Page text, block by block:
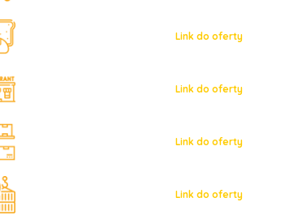
Link do oferty
Link do oferty
Link do oferty
Link do oferty